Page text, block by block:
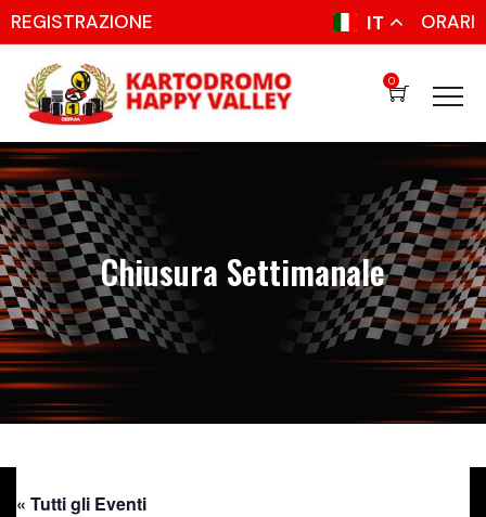
REGISTRAZIONE IT ORARI
0
Chiusura Settimanale
« Tutti gli Eventi